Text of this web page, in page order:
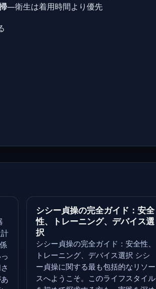
—衛生は着用時間より優先
シシー貞操の完全ガイド：安全
性、トレーニング、デバイス選
択
シシー貞操の完全ガイド：安全性、
トレーニング、デバイス選択 シシ
ー貞操に関する最も包括的なリソー
スへようこそ。このライフスタイル